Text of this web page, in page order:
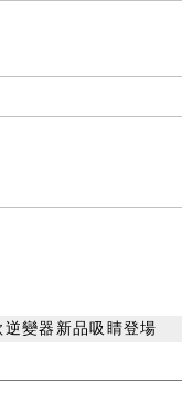
變器新品吸睛登場